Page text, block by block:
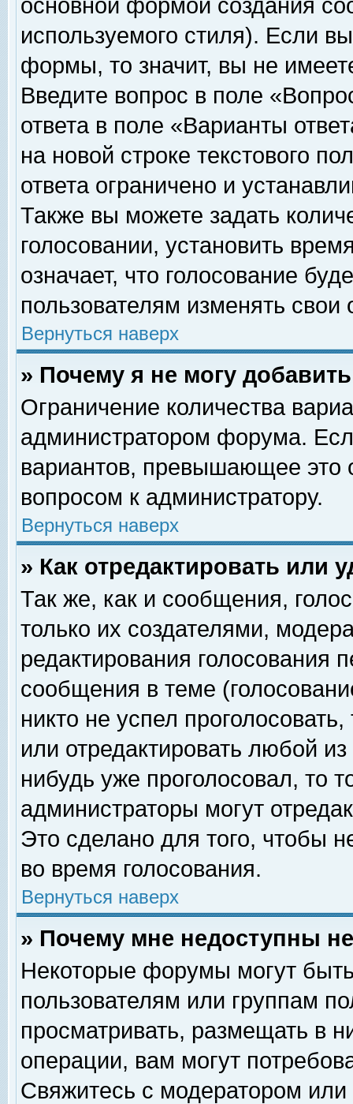
основной формой создания
используемого стиля). Если
формы, то значит, вы не
Введите вопрос в поле
ответа в поле «Варианты
на новой строке текстового
ответа ограничено и
Также вы можете задать
голосовании, установить
означает, что голосование
пользователям изменять свои
Вернуться наверх
» Почему я не могу
Ограничение количества
администратором форума.
вариантов, превышающее это
вопросом к администратору.
Вернуться наверх
» Как отредактировать или
Так же, как и сообщения,
только их создателями,
редактирования голосования
сообщения в теме
никто не успел
или отредактировать любой
нибудь уже проголосовал, то
администраторы могут
Это сделано для того, чтобы
во время голосования.
Вернуться наверх
» Почему мне недоступны
Некоторые форумы могут
пользователям или группам
просматривать, размещать в
операции, вам могут
Свяжитесь с модератором